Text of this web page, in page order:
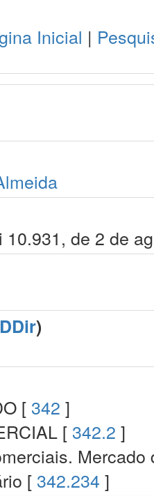
Inicial |
10.931, de 2 de
)
[ 342 ]
[ 342.2 ]
[ 342.234 ]